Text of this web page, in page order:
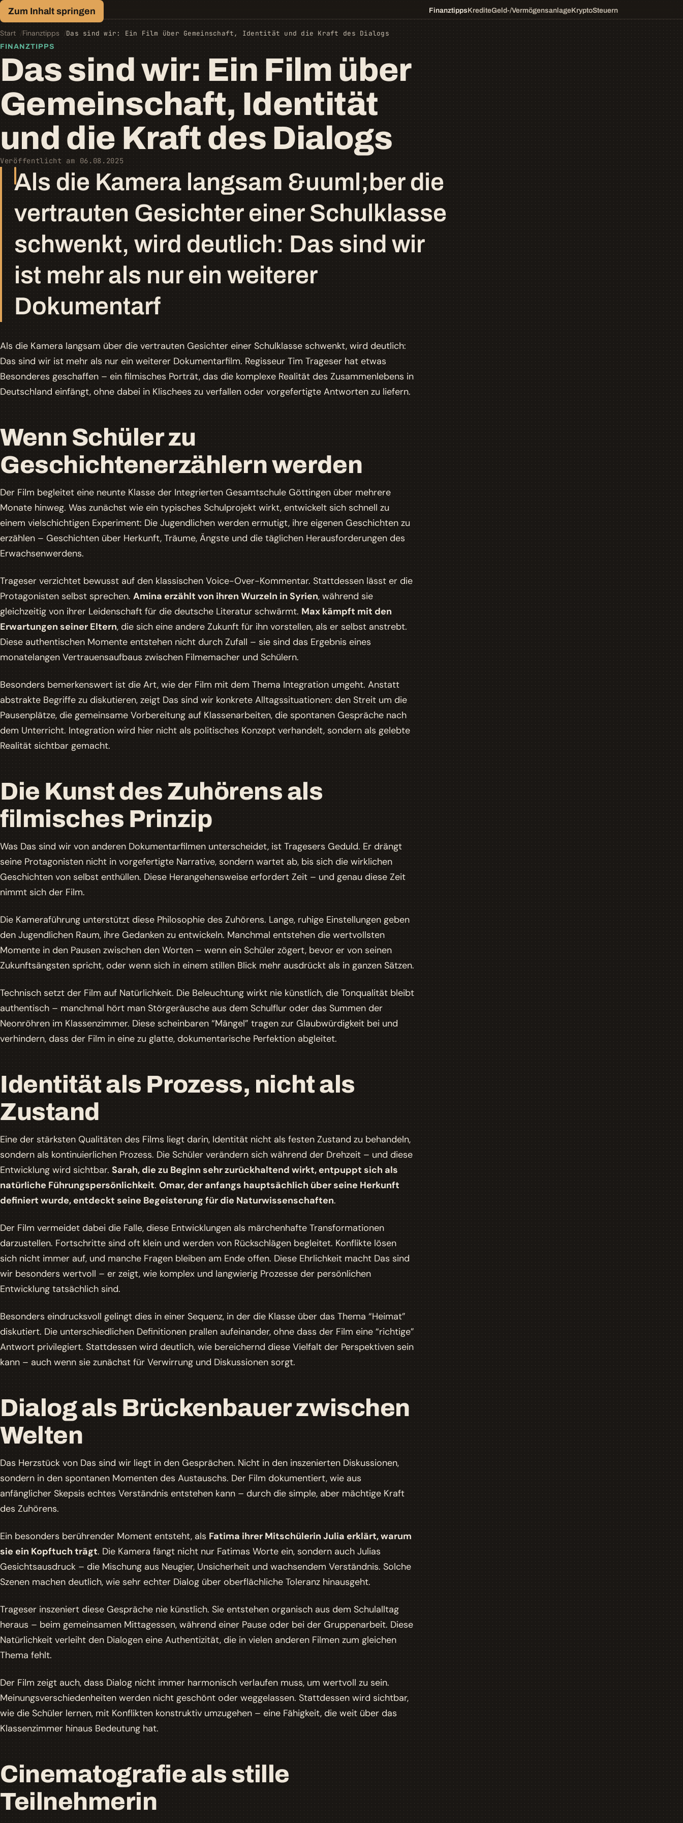
Zum Inhalt springen
Finanz-Lexikon
Geld, einfach erklärt.
FinanztippsKrediteGeld-/VermögensanlageKryptoSteuern
Start Finanztipps Das sind wir: Ein Film über Gemeinschaft, Identität und die Kraft des Dialogs
FINANZTIPPS
Das sind wir: Ein Film über
Gemeinschaft, Identität
und die Kraft des Dialogs
Veröffentlicht am 06.08.2025
Als die Kamera langsam &uuml;ber die
vertrauten Gesichter einer Schulklasse
schwenkt, wird deutlich: Das sind wir
ist mehr als nur ein weiterer
Dokumentarf
Als die Kamera langsam über die vertrauten Gesichter einer Schulklasse schwenkt, wird deutlich:
Das sind wirist mehr als nur ein weiterer Dokumentarfilm. Regisseur Tim Trageser hat etwas
Besonderes geschaffen – ein filmisches Porträt, das die komplexe Realität des Zusammenlebens in
Deutschland einfängt, ohne dabei in Klischees zu verfallen oder vorgefertigte Antworten zu liefern.
Wenn Schüler zu
Geschichtenerzählern werden
Der Film begleitet eine neunte Klasse der Integrierten Gesamtschule Göttingen über mehrere
Monate hinweg. Was zunächst wie ein typisches Schulprojekt wirkt, entwickelt sich schnell zu
einem vielschichtigen Experiment: Die Jugendlichen werden ermutigt, ihre eigenen Geschichten zu
erzählen – Geschichten über Herkunft, Träume, Ängste und die täglichen Herausforderungen des
Erwachsenwerdens.
Trageser verzichtet bewusst auf den klassischen Voice-Over-Kommentar. Stattdessen lässt er die
Protagonisten selbst sprechen. Amina erzählt von ihren Wurzeln in Syrien, während sie
gleichzeitig von ihrer Leidenschaft für die deutsche Literatur schwärmt.Max kämpft mit den
Erwartungen seiner Eltern, die sich eine andere Zukunft für ihn vorstellen, als er selbst anstrebt.
Diese authentischen Momente entstehen nicht durch Zufall – sie sind das Ergebnis eines
monatelangen Vertrauensaufbaus zwischen Filmemacher und Schülern.
Besonders bemerkenswert ist die Art, wie der Film mit dem Thema Integration umgeht. Anstatt
abstrakte Begriffe zu diskutieren, zeigtDas sind wirkonkrete Alltagssituationen: den Streit um die
Pausenplätze, die gemeinsame Vorbereitung auf Klassenarbeiten, die spontanen Gespräche nach
dem Unterricht. Integration wird hier nicht als politisches Konzept verhandelt, sondern als gelebte
Realität sichtbar gemacht.
Die Kunst des Zuhörens als
filmisches Prinzip
WasDas sind wirvon anderen Dokumentarfilmen unterscheidet, ist Tragesers Geduld. Er drängt
seine Protagonisten nicht in vorgefertigte Narrative, sondern wartet ab, bis sich die wirklichen
Geschichten von selbst enthüllen. Diese Herangehensweise erfordert Zeit – und genau diese Zeit
nimmt sich der Film.
Die Kameraführung unterstützt diese Philosophie des Zuhörens. Lange, ruhige Einstellungen geben
den Jugendlichen Raum, ihre Gedanken zu entwickeln.Manchmal entstehen die wertvollsten
Momente in den Pausen zwischen den Worten– wenn ein Schüler zögert, bevor er von seinen
Zukunftsängsten spricht, oder wenn sich in einem stillen Blick mehr ausdrückt als in ganzen Sätzen.
Technisch setzt der Film auf Natürlichkeit. Die Beleuchtung wirkt nie künstlich, die Tonqualität bleibt
authentisch – manchmal hört man Störgeräusche aus dem Schulflur oder das Summen der
Neonröhren im Klassenzimmer. Diese scheinbaren “Mängel” tragen zur Glaubwürdigkeit bei und
verhindern, dass der Film in eine zu glatte, dokumentarische Perfektion abgleitet.
Identität als Prozess, nicht als
Zustand
Eine der stärksten Qualitäten des Films liegt darin, Identität nicht als festen Zustand zu behandeln,
sondern als kontinuierlichen Prozess. Die Schüler verändern sich während der Drehzeit – und diese
Entwicklung wird sichtbar. Sarah, die zu Beginn sehr zurückhaltend wirkt, entpuppt sich als
natürliche Führungspersönlichkeit.Omar, der anfangs hauptsächlich über seine Herkunft
definiert wurde, entdeckt seine Begeisterung für die Naturwissenschaften.
Der Film vermeidet dabei die Falle, diese Entwicklungen als märchenhafte Transformationen
darzustellen. Fortschritte sind oft klein und werden von Rückschlägen begleitet. Konflikte lösen
sich nicht immer auf, und manche Fragen bleiben am Ende offen. Diese Ehrlichkeit macht Das sind
wir besonders wertvoll – er zeigt, wie komplex und langwierig Prozesse der persönlichen
Entwicklung tatsächlich sind.
Besonders eindrucksvoll gelingt dies in einer Sequenz, in der die Klasse über das Thema “Heimat”
diskutiert. Die unterschiedlichen Definitionen prallen aufeinander, ohne dass der Film eine “richtige”
Antwort privilegiert. Stattdessen wird deutlich, wie bereichernd diese Vielfalt der Perspektiven sein
kann – auch wenn sie zunächst für Verwirrung und Diskussionen sorgt.
Dialog als Brückenbauer zwischen
Welten
Das Herzstück vonDas sind wirliegt in den Gesprächen. Nicht in den inszenierten Diskussionen,
sondern in den spontanen Momenten des Austauschs. Der Film dokumentiert, wie aus
anfänglicher Skepsis echtes Verständnis entstehen kann – durch die simple, aber mächtige Kraft
des Zuhörens.
Ein besonders berührender Moment entsteht, alsFatima ihrer Mitschülerin Julia erklärt, warum
sie ein Kopftuch trägt. Die Kamera fängt nicht nur Fatimas Worte ein, sondern auch Julias
Gesichtsausdruck – die Mischung aus Neugier, Unsicherheit und wachsendem Verständnis. Solche
Szenen machen deutlich, wie sehr echter Dialog über oberflächliche Toleranz hinausgeht.
Trageser inszeniert diese Gespräche nie künstlich. Sie entstehen organisch aus dem Schulalltag
heraus – beim gemeinsamen Mittagessen, während einer Pause oder bei der Gruppenarbeit. Diese
Natürlichkeit verleiht den Dialogen eine Authentizität, die in vielen anderen Filmen zum gleichen
Thema fehlt.
Der Film zeigt auch, dass Dialog nicht immer harmonisch verlaufen muss, um wertvoll zu sein.
Meinungsverschiedenheiten werden nicht geschönt oder weggelassen. Stattdessen wird sichtbar,
wie die Schüler lernen, mit Konflikten konstruktiv umzugehen – eine Fähigkeit, die weit über das
Klassenzimmer hinaus Bedeutung hat.
Cinematografie als stille
Teilnehmerin